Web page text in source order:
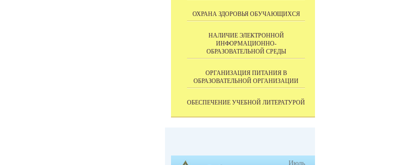
ОХРАНА ЗДОРОВЬЯ ОБУЧАЮЩИХСЯ
НАЛИЧИЕ ЭЛЕКТРОННОЙ
ИНФОРМАЦИОННО-
ОБРАЗОВАТЕЛЬНОЙ СРЕДЫ
ОРГАНИЗАЦИЯ ПИТАНИЯ В
ОБРАЗОВАТЕЛЬНОЙ ОРГАНИЗАЦИИ
ОБЕСПЕЧЕНИЕ УЧЕБНОЙ ЛИТЕРАТУРОЙ
Июль